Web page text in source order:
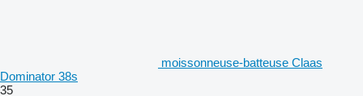
moissonneuse-batteuse Claas
Dominator 38s
35